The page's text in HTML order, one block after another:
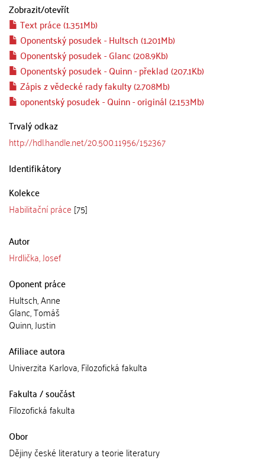
Zobrazit/otevřít
Text práce (1.351Mb)
Oponentský posudek - Hultsch (1.201Mb)
Oponentský posudek - Glanc (208.9Kb)
Oponentský posudek - Quinn - překlad (207.1Kb)
Zápis z vědecké rady fakulty (2.708Mb)
oponentský posudek - Quinn - originál (2.153Mb)
Trvalý odkaz
http://hdl.handle.net/20.500.11956/152367
Identifikátory
Kolekce
Habilitační práce [75]
Autor
Hrdlička, Josef
Oponent práce
Hultsch, Anne
Glanc, Tomáš
Quinn, Justin
Afiliace autora
Univerzita Karlova, Filozofická fakulta
Fakulta / součást
Filozofická fakulta
Obor
Dějiny české literatury a teorie literatury